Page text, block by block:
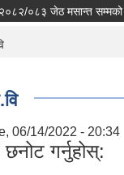
०८३ जेठ मसान्त सम्मको
06/14/2022 - 20:34
छनोट गर्नुहोस्: